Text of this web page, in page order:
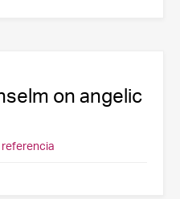
on angelic
referencia